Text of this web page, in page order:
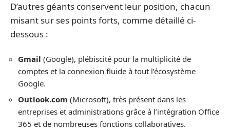
D’autres géants conservent leur position, chacun
misant sur ses points forts, comme détaillé ci-
dessous :
Gmail (Google), plébiscité pour la multiplicité de
comptes et la connexion fluide à tout l’écosystème
Google.
Outlook.com (Microsoft), très présent dans les
entreprises et administrations grâce à l’intégration Office
365 et de nombreuses fonctions collaboratives.